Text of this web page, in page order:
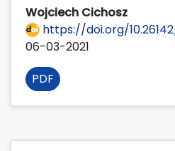
Wojciech Cichosz
https://doi.org/
06-03-2021
PDF